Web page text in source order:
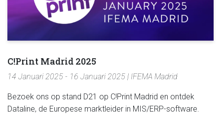
C!Print Madrid 2025
14 Januari 2025 - 16 Januari 2025 | IFEMA Madrid
Bezoek ons op stand D21 op C!Print Madrid en ontdek
Dataline, de Europese marktleider in MIS/ERP-software.